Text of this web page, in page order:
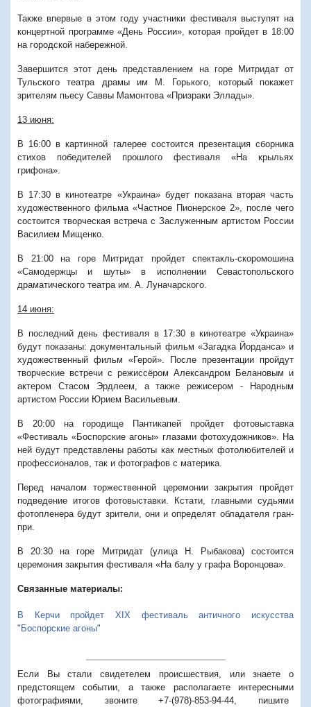
Также впервые в этом году участники фестиваля выступят на
концертной программе «День России», которая пройдет в 18:00
на городской набережной.
Завершится этот день представлением на горе Митридат от
Тульского театра драмы им М. Горького, который покажет
зрителям пьесу Саввы Мамонтова «Призраки Эллады».
13 июня:
В 16:00 в картинной галерее состоится презентация сборника
стихов победителей прошлого фестиваля «На крыльях
грифона».
В 17:30 в кинотеатре «Украина» будет показана вторая часть
художественного фильма «Частное Пионерское 2», после чего
состоится творческая встреча с Заслуженным артистом России
Василием Мищенко.
В 21:00 на горе Митридат пройдет спектакль-скоромошина
«Самодержцы и шуты» в исполнении Севастопольского
драматического театра им. А. Луначарского.
14 июня:
В последний день фестиваля в 17:30 в кинотеатре «Украина»
будут показаны: документальный фильм «Загадка Йорданса» и
художественный фильм «Герой». После презентации пройдут
творческие встречи с режиссёром Александром Белановым и
актером Стасом Эрдлеем, а также режисером - Народным
артистом России Юрием Васильевым.
В 20:00 на городище Пантикапей пройдет фотовыставка
«Фестиваль «Боспорские агоны» глазами фотохудожников». На
ней будут представлены работы как местных фотолюбителей и
профессионалов, так и фотографов с материка.
Перед началом торжественной церемонии закрытия пройдет
подведение итогов фотовыставки. Кстати, главными судьями
фотопленера будут зрители, они и определят обладателя гран-
при.
В 20:30 на горе Митридат (улица Н. Рыбакова) состоится
церемония закрытия фестиваля «На балу у графа Воронцова».
Связанные материалы:
В Керчи пройдет XIX фестиваль античного искусства
"Боспорские агоны"
Если Вы стали свидетелем происшествия, или знаете о
предстоящем событии, а также располагаете интересными
фотографиями, звоните +7-(978)-853-94-44, пишите